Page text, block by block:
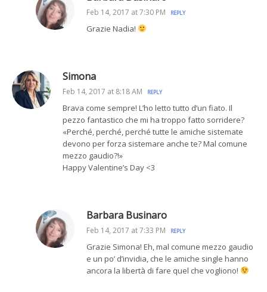
Feb 14, 2017 at 7:30 PM REPLY
Grazie Nadia!
Simona
Feb 14, 2017 at 8:18 AM REPLY
Brava come sempre! L’ho letto tutto d’un fiato. Il
pezzo fantastico che mi ha troppo fatto sorridere?
«Perché, perché, perché tutte le amiche sistemate
devono per forza sistemare anche te? Mal comune
mezzo gaudio?!»
Happy Valentine’s Day <3
Barbara Businaro
Feb 14, 2017 at 7:33 PM REPLY
Grazie Simona! Eh, mal comune mezzo gaudio
e un po’ d’invidia, che le amiche single hanno
ancora la libertà di fare quel che vogliono!